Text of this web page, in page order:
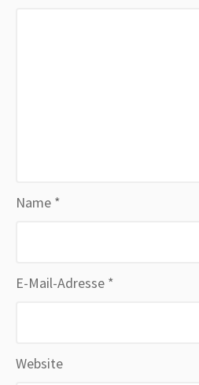
Name *
E-Mail-Adresse *
Website